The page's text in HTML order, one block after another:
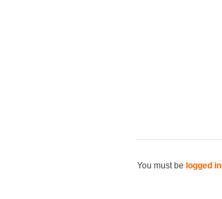
You must be logged in